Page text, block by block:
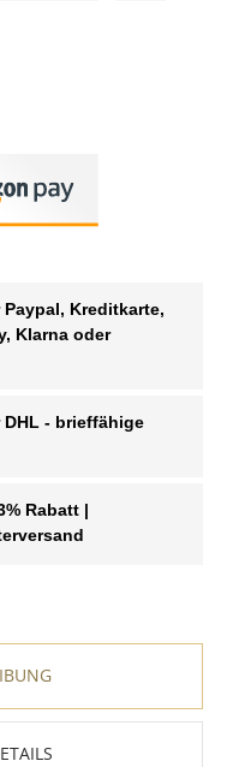
Kreditkarte,
Klarna oder
- brieffähige
Rabatt |